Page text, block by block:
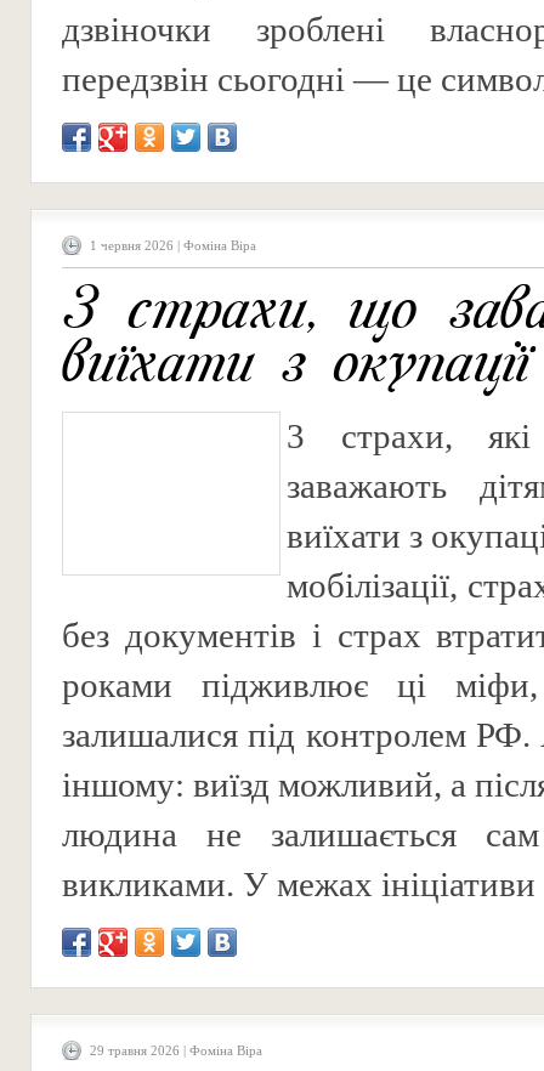
дзвіночки зроблені
передзвін сьогодні — це
1 червня 2026 | Фоміна Віра
3 страхи, що
виїхати з окупації
3 страхи, які
заважають
виїхати з
мобілізації,
без документів і страх
роками підживлює ці
залишалися під контролем РФ.
іншому: виїзд можливий, а
людина не залишається
викликами. У межах ініціативи
29 травня 2026 | Фоміна Віра